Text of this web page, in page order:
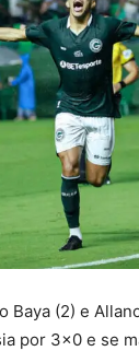
Baya (2) e
por 3×0 e se